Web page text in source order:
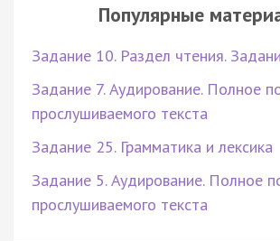
Популярные
Задание 10. Раздел чтения.
Задание 7. Аудирование. Полное
прослушиваемого текста
Задание 25. Грамматика и лексика
Задание 5. Аудирование. Полное
прослушиваемого текста